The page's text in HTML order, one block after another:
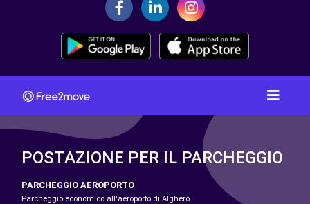
POSTAZIONE PER IL PARCHEGGIO
PARCHEGGIO AEROPORTO
Parcheggio economico all'aeroporto di Alghero